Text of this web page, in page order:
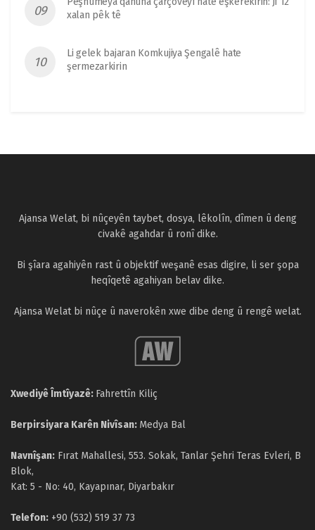
xalan pêk tê
Li gelek bajaran Komkujiya Şengalê hate
şermezarkirin
Ajansa Welat, bi nûçeyên taybet, dosya, lêkolîn, dîmen û deng
civakê agahdar û ronî dike.
Bi şîara agahiyên rast û objektif weşanê esas digire, li ser şopa
heqîqetê agahiyan belav dike.
Ajansa Welat bi nûçe û naverokên xwe dibe deng û rengê welat.
Xwediyê Îmtîyazê: Fahrettîn Kiliç
Berpirsiyara Karên Nivîsan: Medya Bal
Navnîşan: Fırat Mahallesi, 553. Sokak, Tanlar Şehri Teras Evleri, B
Blok,
Kat: 5 - No: 40, Kayapınar, Diyarbakır
Telefon: +90 (532) 519 37 73